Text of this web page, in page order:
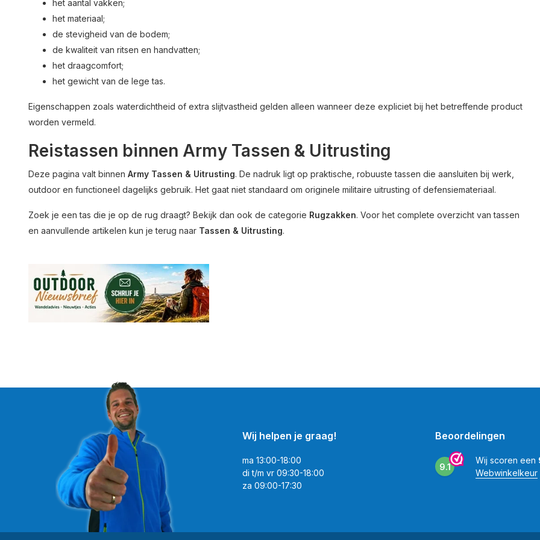
het aantal vakken;
het materiaal;
de stevigheid van de bodem;
de kwaliteit van ritsen en handvatten;
het draagcomfort;
het gewicht van de lege tas.
Eigenschappen zoals waterdichtheid of extra slijtvastheid gelden alleen wanneer deze expliciet bij het betreffende product
worden vermeld.
Reistassen binnen Army Tassen & Uitrusting
Deze pagina valt binnen Army Tassen & Uitrusting. De nadruk ligt op praktische, robuuste tassen die aansluiten bij werk,
outdoor en functioneel dagelijks gebruik. Het gaat niet standaard om originele militaire uitrusting of defensiemateriaal.
Zoek je een tas die je op de rug draagt? Bekijk dan ook de categorie Rugzakken. Voor het complete overzicht van tassen
en aanvullende artikelen kun je terug naar Tassen & Uitrusting.
Wij helpen je graag!
ma 13:00-18:00
di t/m vr 09:30-18:00
za 09:00-17:30
Beoordelingen
9.1
Wij scoren een
Webwinkelkeur